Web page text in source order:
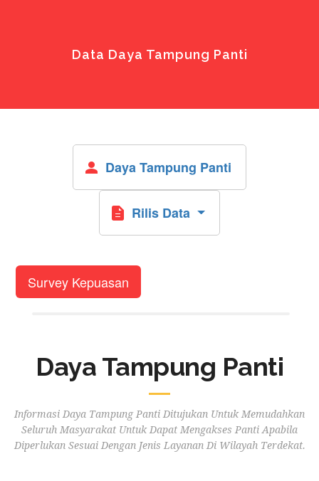
Data Daya Tampung Panti
person Daya Tampung Panti
description Rilis Data
Survey Kepuasan
Daya Tampung Panti
Informasi Daya Tampung Panti Ditujukan Untuk Memudahkan
Seluruh Masyarakat Untuk Dapat Mengakses Panti Apabila
Diperlukan Sesuai Dengan Jenis Layanan Di Wilayah Terdekat.